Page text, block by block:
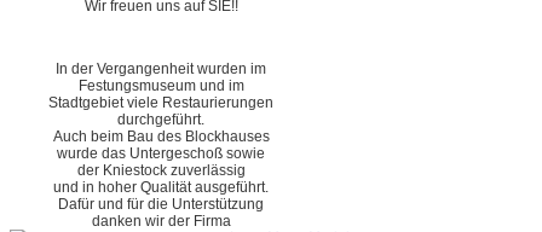
Wir freuen uns auf SIE!!
In der Vergangenheit wurden im
Festungsmuseum und im
Stadtgebiet viele Restaurierungen
durchgeführt.
Auch beim Bau des Blockhauses
wurde das Untergeschoß sowie
der Kniestock zuverlässig
und in hoher Qualität ausgeführt.
Dafür und für die Unterstützung
danken wir der Firma